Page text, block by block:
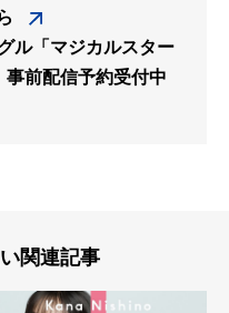
ル「マジカルスター
前配信予約受付中
関連記事